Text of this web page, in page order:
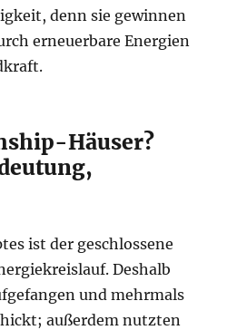
denn sie gewinnen
erneuerbare Energien
Häuser?
ist der geschlossene
Deshalb
und mehrmals
außerdem nutzten